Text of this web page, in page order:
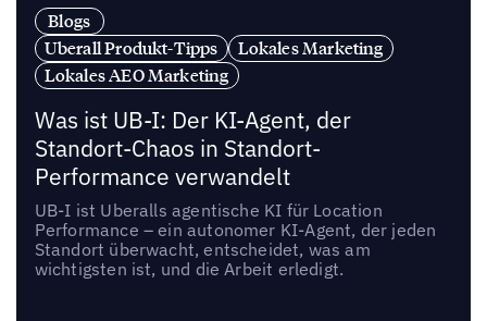
Blogs
Uberall Produkt-Tipps
Lokales Marketing
Lokales AEO Marketing
Was ist UB-I: Der KI-Agent, der
Standort-Chaos in Standort-
Performance verwandelt
UB-I ist Uberalls agentische KI für Location
Performance – ein autonomer KI-Agent, der jeden
Standort überwacht, entscheidet, was am
wichtigsten ist, und die Arbeit erledigt.